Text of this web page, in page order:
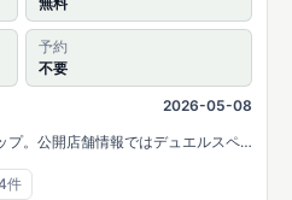
予約
不要
2026-05-08
プ。公開店舗情報ではデュエルスペ
件